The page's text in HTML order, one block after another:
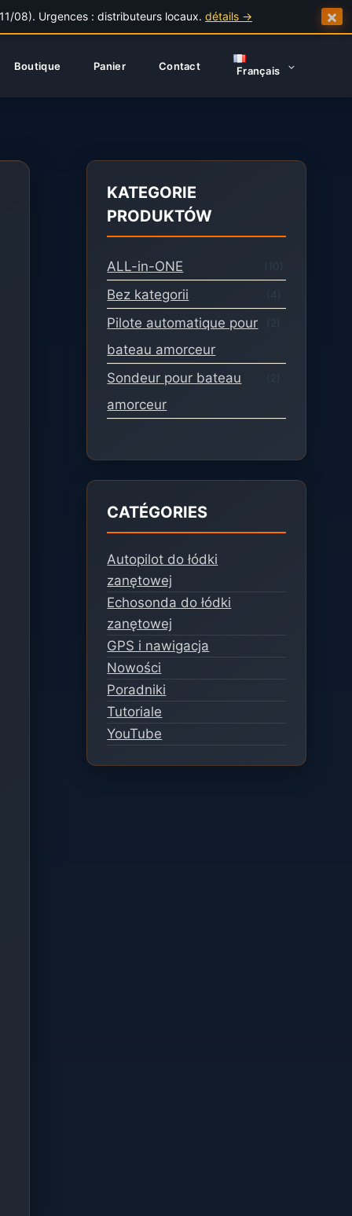
08). Urgences : distributeurs locaux. détails → ×
Boutique Panier Contact Français
KATEGORIE
PRODUKTÓW
ALL-in-ONE (10)
Bez kategorii (4)
Pilote automatique pour
bateau amorceur
(2)
Sondeur pour bateau
amorceur
(2)
CATÉGORIES
Autopilot do łódki
zanętowej
Echosonda do łódki
zanętowej
GPS i nawigacja
Nowości
Poradniki
Tutoriale
YouTube